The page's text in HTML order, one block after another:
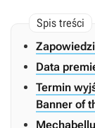
Data
Termin
Banner of